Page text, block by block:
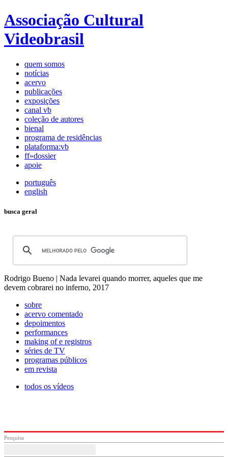
Associação Cultural
Videobrasil
quem somos
notícias
acervo
publicações
exposições
canal vb
coleção de autores
bienal
programa de residências
plataforma:vb
ff»dossier
apoie
português
english
busca geral
Rodrigo Bueno | Nada levarei quando morrer, aqueles que me
devem cobrarei no inferno, 2017
sobre
acervo comentado
depoimentos
performances
making of e registros
séries de TV
programas públicos
em revista
todos os vídeos
Pesquisa